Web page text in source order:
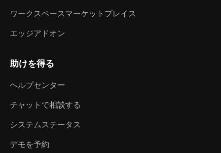
ワークスペースマーケットプレイス
エッジアドオン
助けを得る
ヘルプセンター
チャットで相談する
システムステータス
デモを予約